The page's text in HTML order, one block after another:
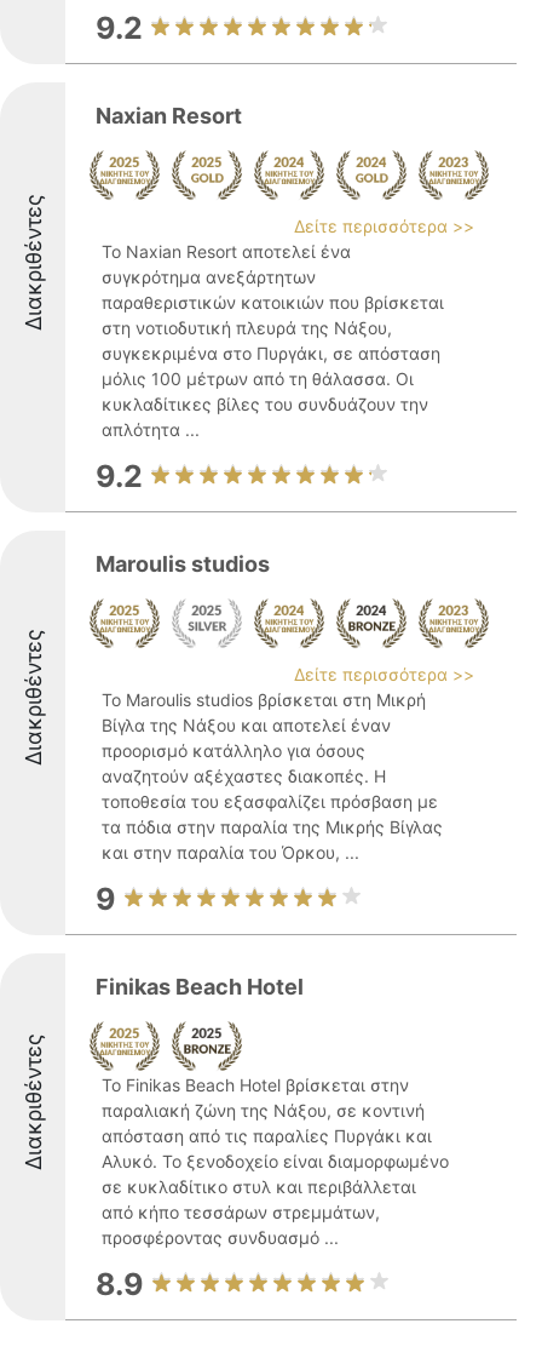
9.2
Διακριθέντες
Naxian Resort
Δείτε περισσότερα >>
Το Naxian Resort αποτελεί ένα
συγκρότημα ανεξάρτητων
παραθεριστικών κατοικιών που βρίσκεται
στη νοτιοδυτική πλευρά της Νάξου,
συγκεκριμένα στο Πυργάκι, σε απόσταση
μόλις 100 μέτρων από τη θάλασσα. Οι
κυκλαδίτικες βίλες του συνδυάζουν την
απλότητα ...
9.2
Διακριθέντες
Maroulis studios
Δείτε περισσότερα >>
Το Maroulis studios βρίσκεται στη Μικρή
Βίγλα της Νάξου και αποτελεί έναν
προορισμό κατάλληλο για όσους
αναζητούν αξέχαστες διακοπές. Η
τοποθεσία του εξασφαλίζει πρόσβαση με
τα πόδια στην παραλία της Μικρής Βίγλας
και στην παραλία του Όρκου, ...
9
Διακριθέντες
Finikas Beach Hotel
Το Finikas Beach Hotel βρίσκεται στην
παραλιακή ζώνη της Νάξου, σε κοντινή
απόσταση από τις παραλίες Πυργάκι και
Αλυκό. Το ξενοδοχείο είναι διαμορφωμένο
σε κυκλαδίτικο στυλ και περιβάλλεται
από κήπο τεσσάρων στρεμμάτων,
προσφέροντας συνδυασμό ...
8.9